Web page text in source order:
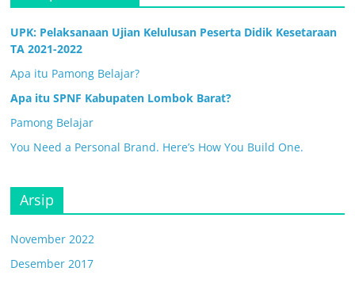
UPK: Pelaksanaan Ujian Kelulusan Peserta Didik Kesetaraan
TA 2021-2022
Apa itu Pamong Belajar?
Apa itu SPNF Kabupaten Lombok Barat?
Pamong Belajar
You Need a Personal Brand. Here’s How You Build One.
Arsip
November 2022
Desember 2017